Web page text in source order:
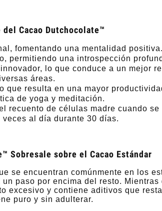
del Cacao Dutchocolate™
fomentando una mentalidad positiva.
permitiendo una introspección
lo que conduce a un mejor
áreas.
que resulta en una mayor
de yoga y meditación.
recuento de células madre cuando se
veces al día durante 30 días.
Sobresale sobre el Cacao Estándar
se encuentran comúnmente en los
paso por encima del resto. Mientras
excesivo y contiene aditivos que
puro y sin adulterar.